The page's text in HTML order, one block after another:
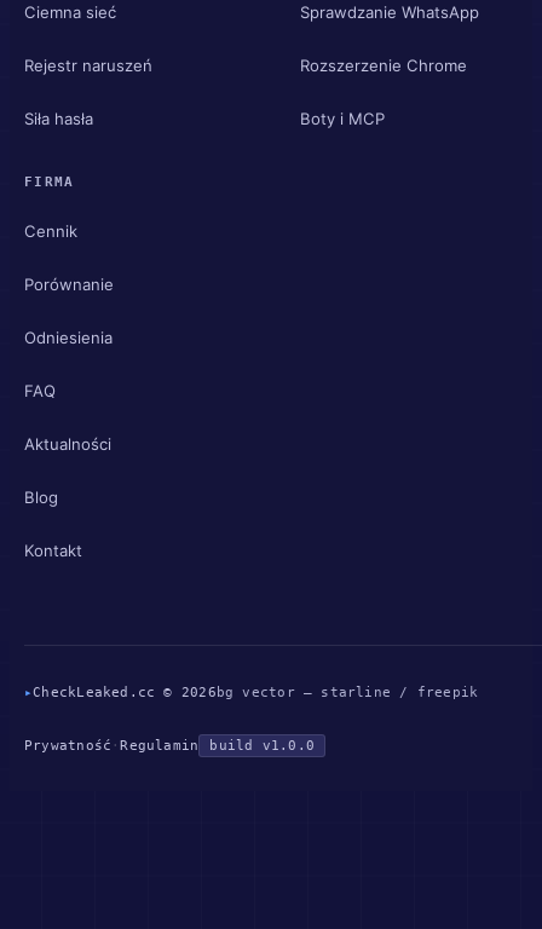
Ciemna sieć
Rejestr naruszeń
Siła hasła
Sprawdzanie WhatsApp
Rozszerzenie Chrome
Boty i MCP
FIRMA
Cennik
Porównanie
Odniesienia
FAQ
Aktualności
Blog
Kontakt
▸CheckLeaked.cc © 2026 bg vector — starline / freepik
Prywatność ·Regulamin build v1.0.0